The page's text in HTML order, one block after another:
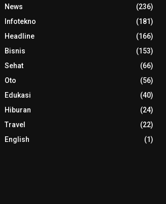
News
(236)
Infotekno
(181)
Headline
(166)
Bisnis
(153)
Sehat
(66)
Oto
(56)
Edukasi
(40)
Hiburan
(24)
Travel
(22)
English
(1)